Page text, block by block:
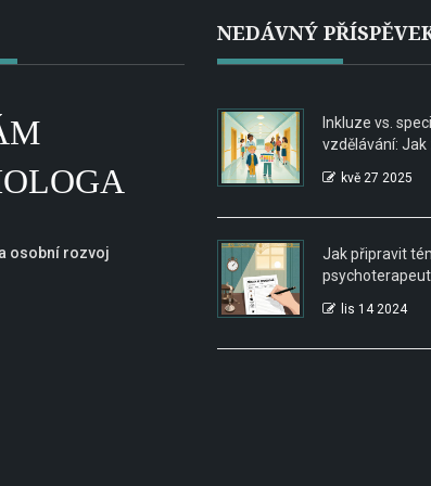
osobní rozvoj
NEDÁVNÝ
Inkluze vs.
vzdělávání: Jak
PAS
kvě 27 2025
Jak připravit
plánování
lis 14 2024